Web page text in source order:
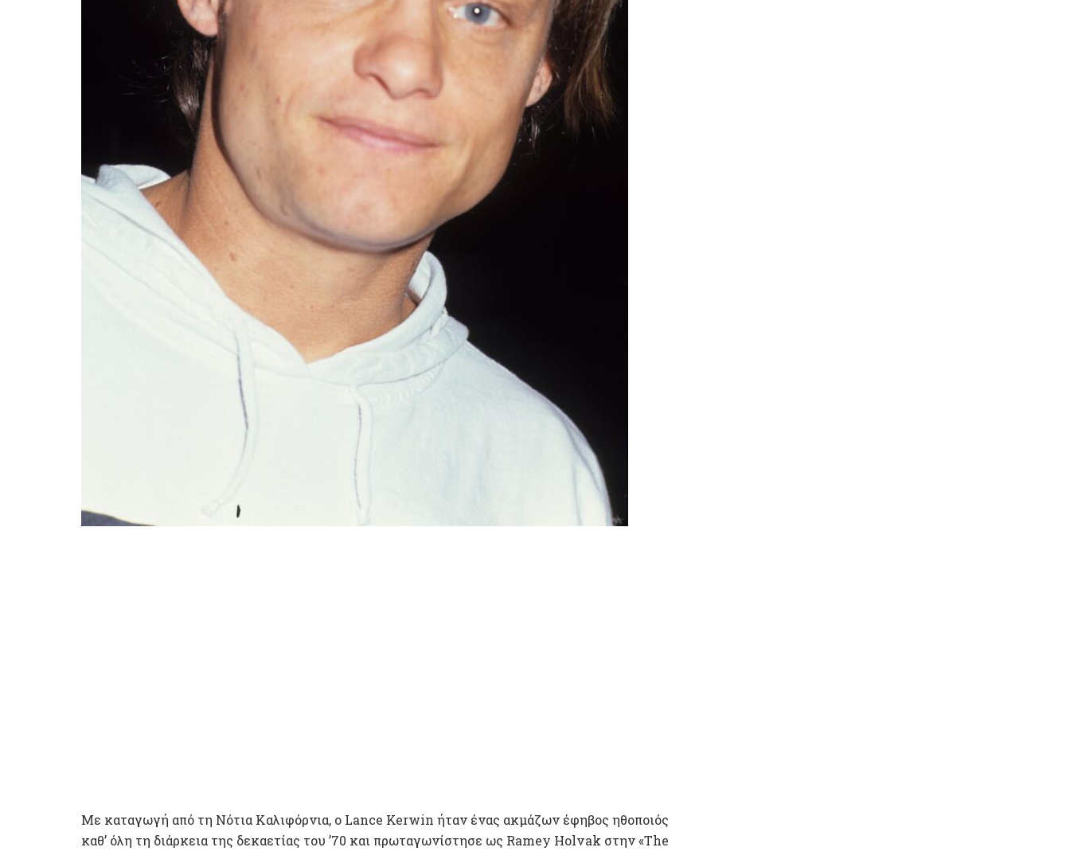
Με καταγωγή από τη Νότια Καλιφόρνια, ο Lance Kerwin ήταν ένας ακμάζων έφηβος ηθοποιός
καθ’ όλη τη διάρκεια της δεκαετίας του ’70 και πρωταγωνίστησε ως Ramey Holvak στην «The